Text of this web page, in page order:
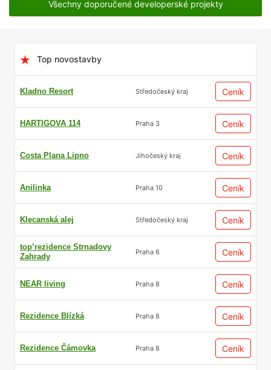
Všechny doporučené developerské projekty
Top novostavby
Kladno Resort Středočeský kraj Ceník
HARTIGOVA 114 Praha 3 Ceník
Costa Plana Lipno Jihočeský kraj Ceník
Anilinka Praha 10 Ceník
Klecanská alej Středočeský kraj Ceník
top’rezidence Strnadovy
Zahrady
Praha 6 Ceník
NEAR living Praha 8 Ceník
Rezidence Blízká Praha 8 Ceník
Rezidence Čámovka Praha 8 Ceník